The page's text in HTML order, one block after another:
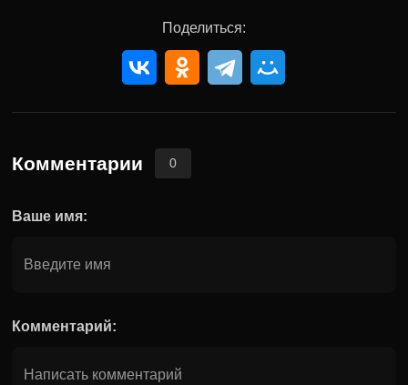
Поделиться:
Комментарии 0
Ваше имя:
Комментарий: